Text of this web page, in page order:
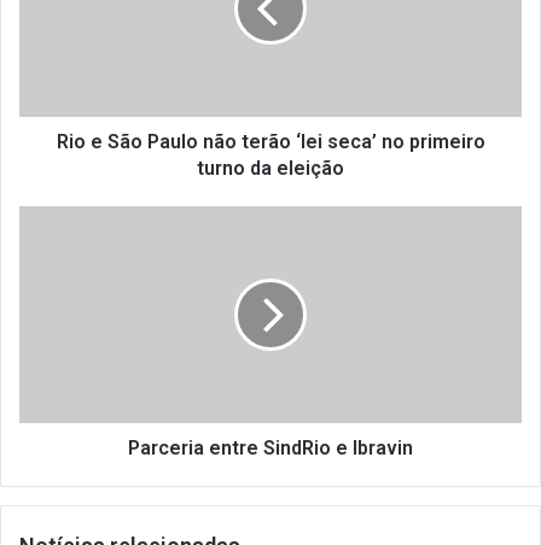
no
primeiroRio e São Paulo não terão ‘lei seca’ no primeiro
turno da eleição
Parceria entre SindRio e Ibravin